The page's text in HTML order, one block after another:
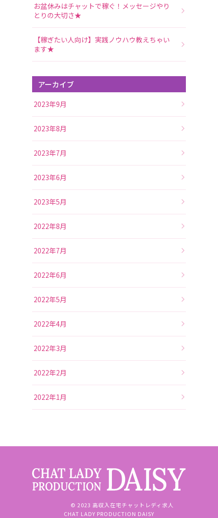
お盆休みはチャットで稼ぐ！メッセージやり
とりの大切さ★
【稼ぎたい人向け】実践ノウハウ教えちゃい
ます★
アーカイブ
2023年9月
2023年8月
2023年7月
2023年6月
2023年5月
2022年8月
2022年7月
2022年6月
2022年5月
2022年4月
2022年3月
2022年2月
2022年1月
© 2023 高収入在宅チャットレディ求人
CHAT LADY PRODUCTION DAISY